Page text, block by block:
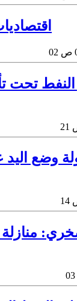
النفط تحت
وضع